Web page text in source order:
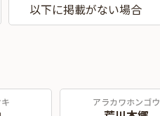
以下に掲載がない場合
アラカワホンゴウ